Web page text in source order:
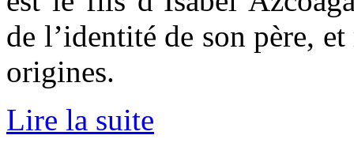
de l’identité de son père,
origines.
Lire la suite